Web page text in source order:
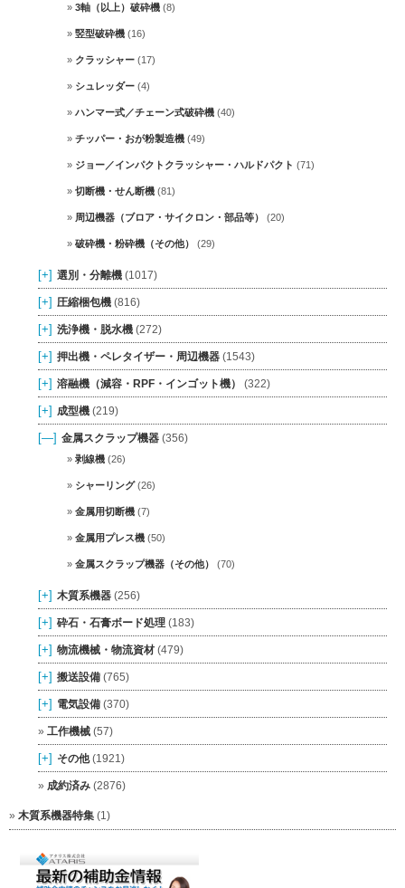
3軸（以上）破砕機 (8)
竪型破砕機 (16)
クラッシャー (17)
シュレッダー (4)
ハンマー式／チェーン式破砕機 (40)
チッパー・おが粉製造機 (49)
ジョー／インパクトクラッシャー・ハルドパクト (71)
切断機・せん断機 (81)
周辺機器（ブロア・サイクロン・部品等） (20)
破砕機・粉砕機（その他） (29)
[+] 選別・分離機 (1017)
[+] 圧縮梱包機 (816)
[+] 洗浄機・脱水機 (272)
[+] 押出機・ペレタイザー・周辺機器 (1543)
[+] 溶融機（減容・RPF・インゴット機） (322)
[+] 成型機 (219)
[—] 金属スクラップ機器 (356)
剥線機 (26)
シャーリング(26)
金属用切断機 (7)
金属用プレス機 (50)
金属スクラップ機器（その他） (70)
[+] 木質系機器 (256)
[+] 砕石・石膏ボード処理 (183)
[+] 物流機械・物流資材 (479)
[+] 搬送設備 (765)
[+] 電気設備 (370)
工作機械 (57)
[+] その他(1921)
成約済み (2876)
木質系機器特集 (1)